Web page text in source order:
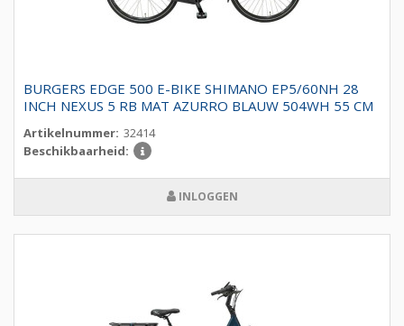
BURGERS EDGE 500 E-BIKE SHIMANO EP5/60NH 28
INCH NEXUS 5 RB MAT AZURRO BLAUW 504WH 55 CM
Artikelnummer: 32414
Beschikbaarheid:
INLOGGEN